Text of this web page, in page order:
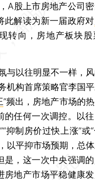
A股上市房地产公司
此解读为新一届政府对
转向，房地产板块股
以往明显不一样，
机构首席策略官李国
”频出，房地产市场的
的任何一次调控。以
抑制房价过快上涨”或
以平抑市场预期，总
是，这一次中央强调
房地产市场平稳健康